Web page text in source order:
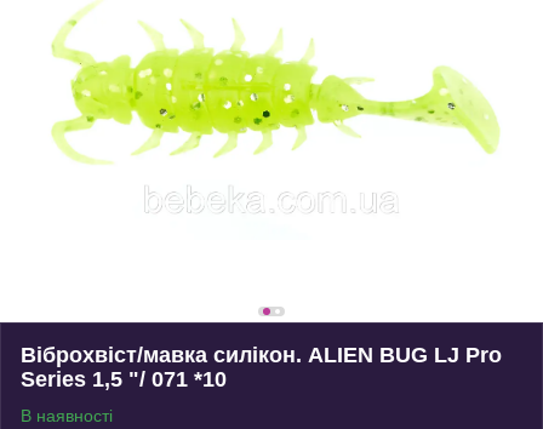
Віброхвіст/мавка силікон. ALIEN BUG LJ Pro
Series 1,5 "/ 071 *10
В наявності